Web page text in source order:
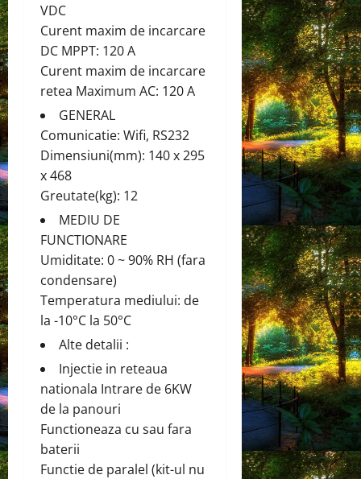
VDC
Curent maxim de incarcare
DC MPPT: 120 A
Curent maxim de incarcare
retea Maximum AC: 120 A
GENERAL
Comunicatie: Wifi, RS232
Dimensiuni(mm): 140 x 295
x 468
Greutate(kg): 12
MEDIU DE
FUNCTIONARE
Umiditate: 0 ~ 90% RH (fara
condensare)
Temperatura mediului: de
la -10°C la 50°C
Alte detalii :
Injectie in reteaua
nationala Intrare de 6KW
de la panouri
Functioneaza cu sau fara
baterii
Functie de paralel (kit-ul nu